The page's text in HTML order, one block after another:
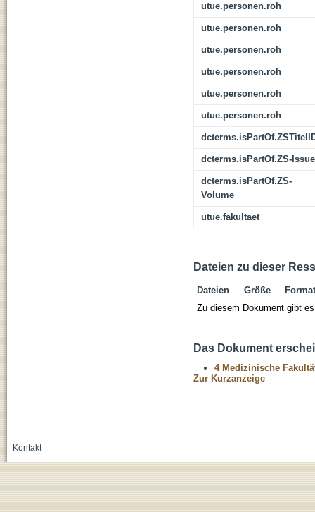
utue.personen.roh
utue.personen.roh
utue.personen.roh
utue.personen.roh
utue.personen.roh
utue.personen.roh
dcterms.isPartOf.ZS-Issue
dcterms.isPartOf.ZS-
Volume
utue.fakultaet
Dateien zu dieser
Dateien Größe
Format
Zu diesem Dokument gibt
Das Dokument
4 Medizinische
Zur Kurzanzeige
Kontakt